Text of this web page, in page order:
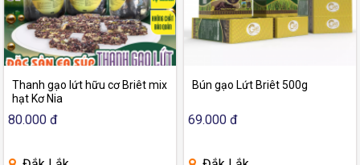
Thanh gạo lứt hữu cơ Briêt mix
hạt Kơ Nia
80.000 đ
Bún gạo Lứt Briêt 500g
69.000 đ